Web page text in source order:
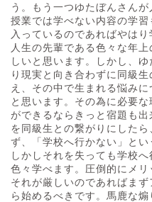
う。もう一つゆたぼんさん
授業では学べない内容の学
入っているのであればやは
人生の先輩である色々な年
しいと思います。しかし、
り現実と向き合わずに同級
え、その中で生まれる悩み
と思います。その為に必要
ができるならきっと宿題も
を同級生との繋がりにした
ず、「学校へ行かない」とい
しかしそれを失っても学校
色々学べます。圧倒的にメ
それが厳しいのであればま
ら始めるべきです。馬鹿な